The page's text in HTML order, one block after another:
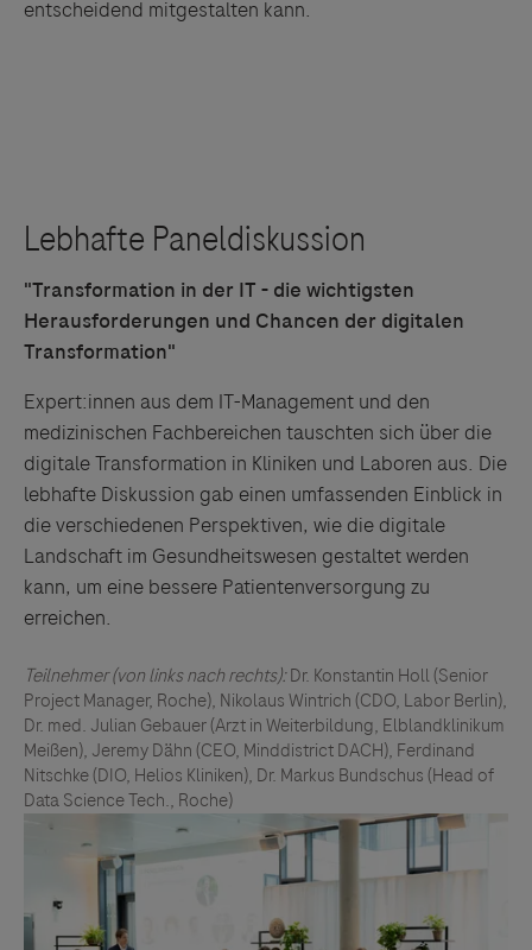
entscheidend mitgestalten kann.
"Transformation in der IT - die wichtigsten
Herausforderungen und Chancen der digitalen
Transformation"
Expert:innen aus dem IT-Management und den
medizinischen Fachbereichen tauschten sich über die
digitale Transformation in Kliniken und Laboren aus. Die
lebhafte Diskussion gab einen umfassenden Einblick in
die verschiedenen Perspektiven, wie die digitale
Landschaft im Gesundheitswesen gestaltet werden
kann, um eine bessere Patientenversorgung zu
erreichen.
Teilnehmer (von links nach rechts):Dr. Konstantin Holl (Senior
Project Manager, Roche), Nikolaus Wintrich (CDO, Labor Berlin),
Dr. med. Julian Gebauer (Arzt in Weiterbildung, Elblandklinikum
Meißen), Jeremy Dähn (CEO, Minddistrict DACH), Ferdinand
Nitschke (DIO, Helios Kliniken), Dr. Markus Bundschus (Head of
Data Science Tech., Roche)